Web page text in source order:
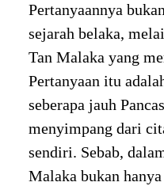
Pertanyaannya
sejarah belaka,
Tan Malaka yang
Pertanyaan itu
seberapa jauh
menyimpang dari
sendiri. Sebab,
Malaka bukan